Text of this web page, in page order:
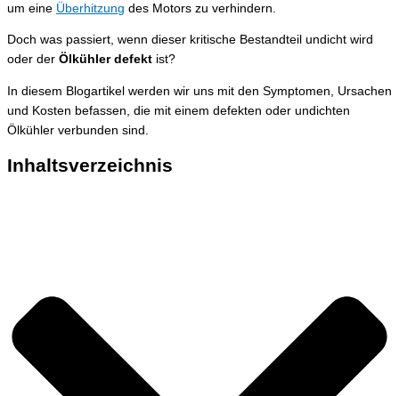
um eine Überhitzung des Motors zu verhindern.
Doch was passiert, wenn dieser kritische Bestandteil undicht wird
oder der Ölkühler defekt ist?
In diesem Blogartikel werden wir uns mit den Symptomen, Ursachen
und Kosten befassen, die mit einem defekten oder undichten
Ölkühler verbunden sind.
Inhaltsverzeichnis